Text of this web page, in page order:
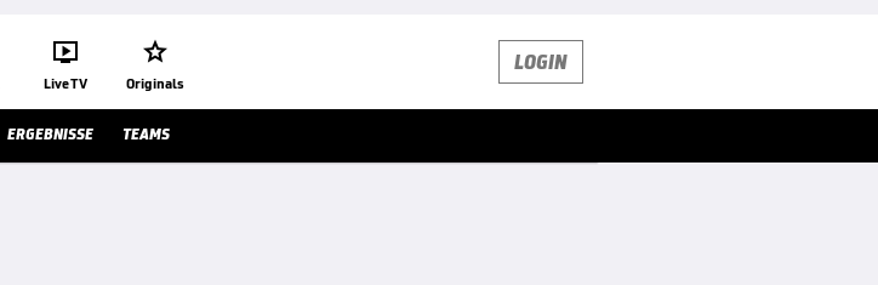

Live TV

Originals
LOGIN
ERGEBNISSE TEAMS